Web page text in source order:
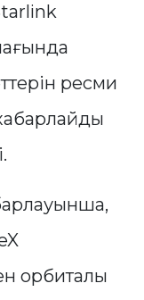
ресми
орбиталы